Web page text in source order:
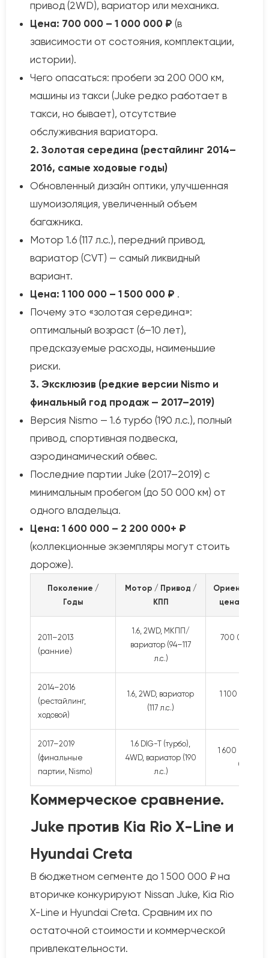
привод (2WD), вариатор или механика.
Цена: 700 000 – 1 000 000 ₽ (в
зависимости от состояния, комплектации,
истории).
Чего опасаться: пробеги за 200 000 км,
машины из такси (Juke редко работает в
такси, но бывает), отсутствие
обслуживания вариатора.
2. Золотая середина (рестайлинг 2014–
2016, самые ходовые годы)
Обновленный дизайн оптики, улучшенная
шумоизоляция, увеличенный объем
багажника.
Мотор 1.6 (117 л.с.), передний привод,
вариатор (CVT) — самый ликвидный
вариант.
Цена: 1 100 000 – 1 500 000 ₽ .
Почему это «золотая середина»:
оптимальный возраст (6–10 лет),
предсказуемые расходы, наименьшие
риски.
3. Эксклюзив (редкие версии Nismo и
финальный год продаж — 2017–2019)
Версия Nismo — 1.6 турбо (190 л.с.), полный
привод, спортивная подвеска,
аэродинамический обвес.
Последние партии Juke (2017–2019) с
минимальным пробегом (до 50 000 км) от
одного владельца.
Цена: 1 600 000 – 2 200 000+ ₽
(коллекционные экземпляры могут стоить
дороже).
Поколение /
Годы
Мотор / Привод /
КПП
цена (май
2011–2013
(ранние)
1.6, 2WD, МКПП/
вариатор (94–117
л.с.)
700 000 – 1
2014–2016
(рестайлинг,
ходовой)
1.6, 2WD, вариатор
(117 л.с.)
1 100 000 – 1
2017–2019
(финальные
партии, Nismo)
1.6 DIG-T (турбо),
4WD, вариатор (190
л.с.)
1 600 000 –
000+ ₽
Коммерческое сравнение.
Juke против Kia Rio X-Line и
Hyundai Creta
В бюджетном сегменте до 1 500 000 ₽ на
вторичке конкурируют Nissan Juke, Kia Rio
X-Line и Hyundai Creta. Сравним их по
остаточной стоимости и коммерческой
привлекательности.